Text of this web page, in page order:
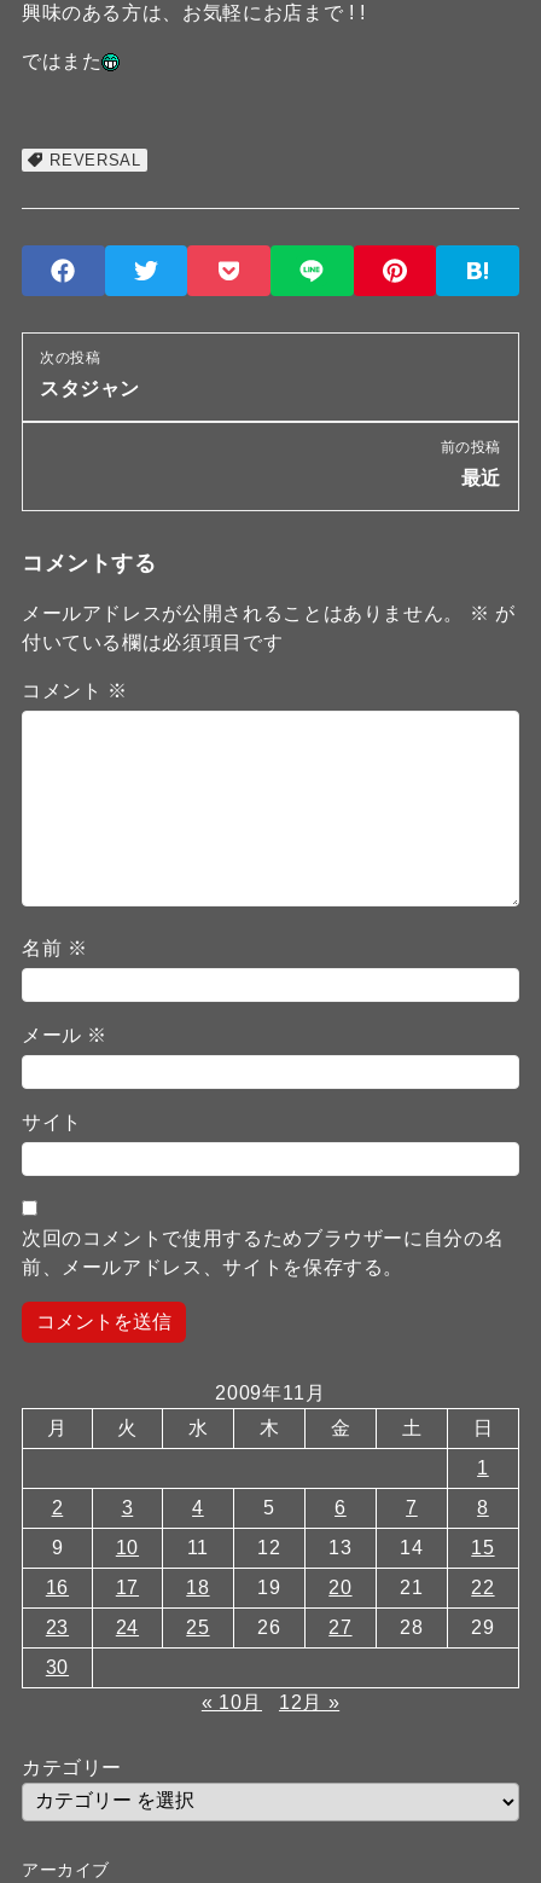
興味のある方は、お気軽にお店まで ! !
ではまた
REVERSAL
次の投稿
スタジャン
前の投稿
最近
コメントする
メールアドレスが公開されることはありません。 ※ が
付いている欄は必須項目です
コメント ※
名前 ※
メール ※
サイト
次回のコメントで使用するためブラウザーに自分の名
前、メールアドレス、サイトを保存する。
2009年11月
月
火 水 木 金 土
日
1
2
3 4 5 6 7
8
9
10 11 12 13 14
15
16
17 18 19 20 21
22
23
24 25 26 27 28
29
30
« 10月
12月 »
カテゴリー
アーカイブ